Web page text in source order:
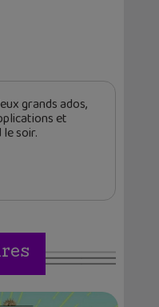
grands ados,
et
soir.